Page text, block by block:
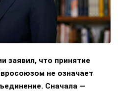
заявил, что принятие
не означает
Сначала —